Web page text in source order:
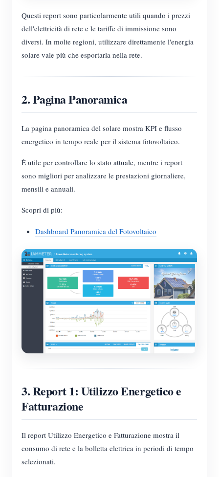
Questi report sono particolarmente utili quando i prezzi
dell'elettricità di rete e le tariffe di immissione sono
diversi. In molte regioni, utilizzare direttamente l'energia
solare vale più che esportarla nella rete.
2. Pagina Panoramica
La pagina panoramica del solare mostra KPI e flusso
energetico in tempo reale per il sistema fotovoltaico.
È utile per controllare lo stato attuale, mentre i report
sono migliori per analizzare le prestazioni giornaliere,
mensili e annuali.
Scopri di più:
Dashboard Panoramica del Fotovoltaico
3. Report 1: Utilizzo Energetico e
Fatturazione
Il report Utilizzo Energetico e Fatturazione mostra il
consumo di rete e la bolletta elettrica in periodi di tempo
selezionati.